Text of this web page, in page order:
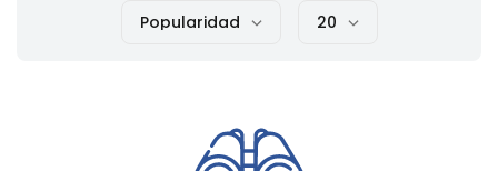
Popularidad 20